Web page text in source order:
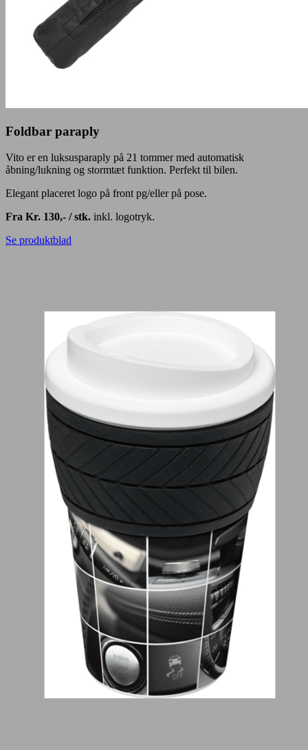
Foldbar paraply
Vito er en luksusparaply på 21 tommer med automatisk
åbning/lukning og stormtæt funktion. Perfekt til bilen.
Elegant placeret logo på front pg/eller på pose.
Fra Kr. 130,- / stk. inkl. logotryk.
Se produktblad